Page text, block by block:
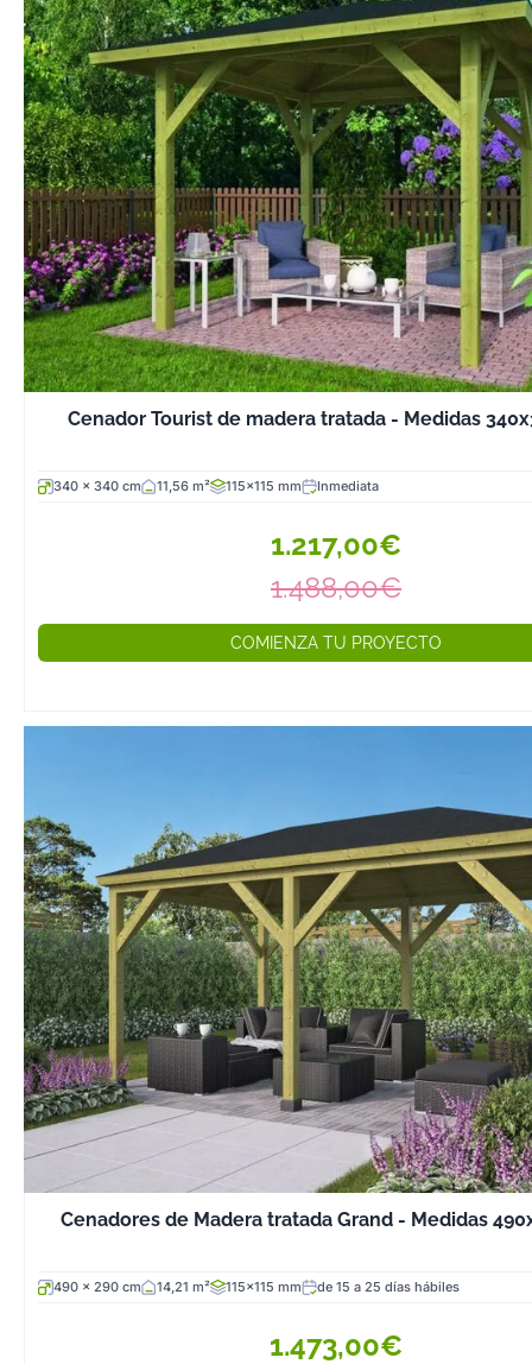
Cenador Tourist de madera tratada - Medidas
340 x 340 cm 11,56 m² 115x115 mm Inmediata
1.217,00€
1.488,00€
COMIENZA TU PROYECTO
Cenadores de Madera tratada Grand - Medidas
490 x 290 cm 14,21 m² 115x115 mm de 15 a 25 días hábiles
1.473,00€